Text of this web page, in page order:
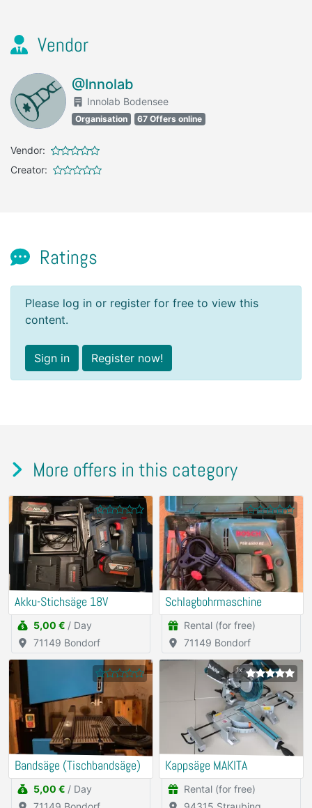
Vendor
@Innolab
Innolab Bodensee
Organisation 67 Offers online
Vendor:
Creator:
Ratings
Please log in or register for free to view this
content.
Sign in Register now!
More offers in this category
Akku-Stichsäge 18V
5,00 € / Day
71149 Bondorf
Schlagbohrmaschine
Rental (for free)
71149 Bondorf
Bandsäge (Tischbandsäge)
5,00 € / Day
1x
Kappsäge MAKITA
Rental (for free)